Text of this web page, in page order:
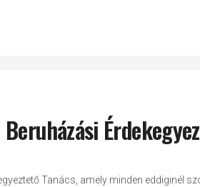
Tanács, amely minden eddiginél